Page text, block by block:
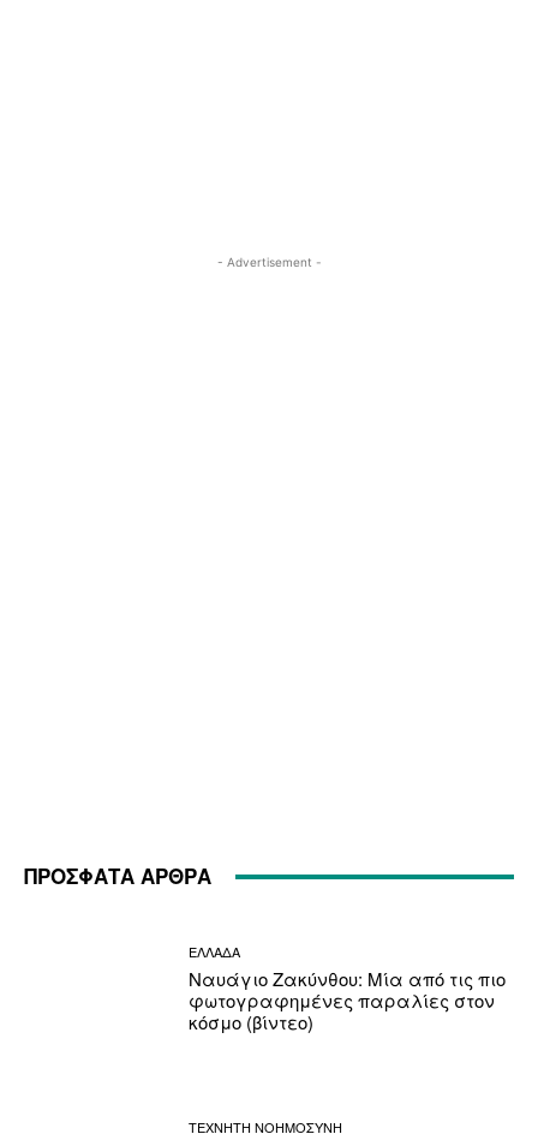
- Advertisement -
ΠΡΟΣΦΑΤΑ ΑΡΘΡΑ
ΕΛΛΑΔΑ
Ναυάγιο Ζακύνθου: Μία από τις πιο
φωτογραφημένες παραλίες στον
κόσμο (βίντεο)
ΤΕΧΝΗΤΗ ΝΟΗΜΟΣΥΝΗ